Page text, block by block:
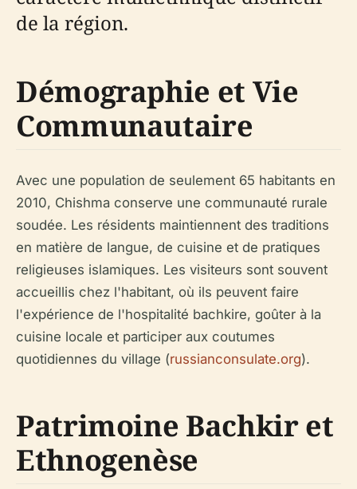
de la région.
Démographie et Vie
Communautaire
Avec une population de seulement 65 habitants en
2010, Chishma conserve une communauté rurale
soudée. Les résidents maintiennent des traditions
en matière de langue, de cuisine et de pratiques
religieuses islamiques. Les visiteurs sont souvent
accueillis chez l'habitant, où ils peuvent faire
l'expérience de l'hospitalité bachkire, goûter à la
cuisine locale et participer aux coutumes
quotidiennes du village (russianconsulate.org).
Patrimoine Bachkir et
Ethnogenèse